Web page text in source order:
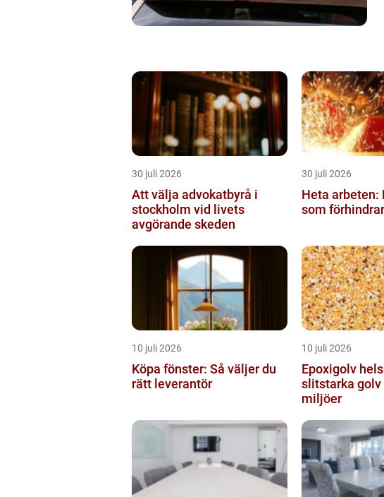
30 juli 2026
Att välja advokatbyrå i
stockholm vid livets
avgörande skeden
30 juli 2026
Heta arbeten:
som
10 juli 2026
Köpa fönster: Så väljer du
rätt leverantör
10 juli 2026
Epoxigolv
slitstarka golv
miljöer